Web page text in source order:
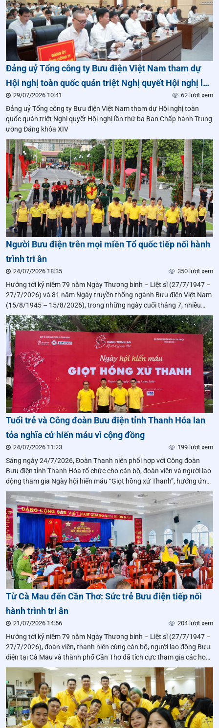
Đảng uỷ Tổng công ty Bưu điện Việt Nam tham dự
Hội nghị toàn quốc quán triệt Nghị quyết Hội nghị lần
thứ ba Ban Chấp hành Trung ương Đảng khóa XIV
29/07/2026 10:41 62 lượt xem
Đảng uỷ Tổng công ty Bưu điện Việt Nam tham dự Hội nghị toàn
quốc quán triệt Nghị quyết Hội nghị lần thứ ba Ban Chấp hành Trung
ương Đảng khóa XIV
Người Bưu điện trên mọi miền Tổ quốc tiếp nối hành
trình tri ân
24/07/2026 18:35 350 lượt xem
Hướng tới kỷ niệm 79 năm Ngày Thương binh – Liệt sĩ (27/7/1947 –
27/7/2026) và 81 năm Ngày truyền thống ngành Bưu điện Việt Nam
(15/8/1945 – 15/8/2026), trong những ngày cuối tháng 7, nhiều
đơn vị thuộc Tổng công ty Bưu điện Việt Nam đã đồng loạt tổ chức
các hoạt động tưởng niệm,
Tuổi trẻ và Công đoàn Bưu điện tỉnh Thanh Hóa lan
tỏa nghĩa cử hiến máu vì cộng đồng
24/07/2026 11:23 199 lượt xem
Sáng ngày 24/7/2026, Đoàn Thanh niên phối hợp với Công đoàn
Bưu điện tỉnh Thanh Hóa tổ chức cho cán bộ, đoàn viên và người lao
động tham gia Ngày hội hiến máu “Giọt hồng xứ Thanh”, hưởng ứng
Chương trình “Hành trình Đỏ” lần thứ XIV – năm 2026.
Từ Cà Mau đến Cần Thơ: Sức trẻ Bưu điện tiếp nối
hành trình tri ân
21/07/2026 14:56 204 lượt xem
Hướng tới kỷ niệm 79 năm Ngày Thương binh – Liệt sĩ (27/7/1947 –
27/7/2026), đoàn viên, thanh niên cùng cán bộ, người lao động Bưu
điện tại Cà Mau và thành phố Cần Thơ đã tích cực tham gia các hoạt
động hỗ trợ tại điểm thu nhận mẫu sinh phẩm ADN thân nhân liệt sĩ,
góp phần lan tỏa đạo lý